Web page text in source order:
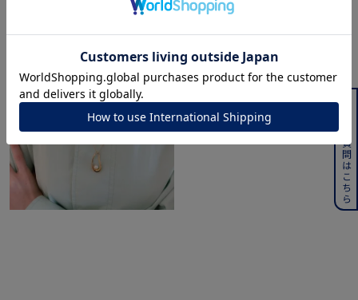
よくある質問はこちら